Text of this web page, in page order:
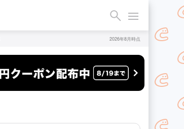
2026年8月時点